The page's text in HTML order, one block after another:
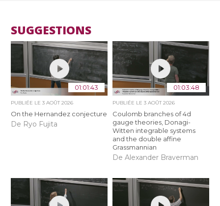
SUGGESTIONS
01:01:43
PUBLIÉE LE3 AOÛT 2026
On the Hernandez conjecture
De Ryo Fujita
01:03:48
PUBLIÉE LE 3 AOÛT 2026
Coulomb branches of 4d
gauge theories, Donagi-
Witten integrable systems
and the double affine
Grassmannian
De Alexander Braverman